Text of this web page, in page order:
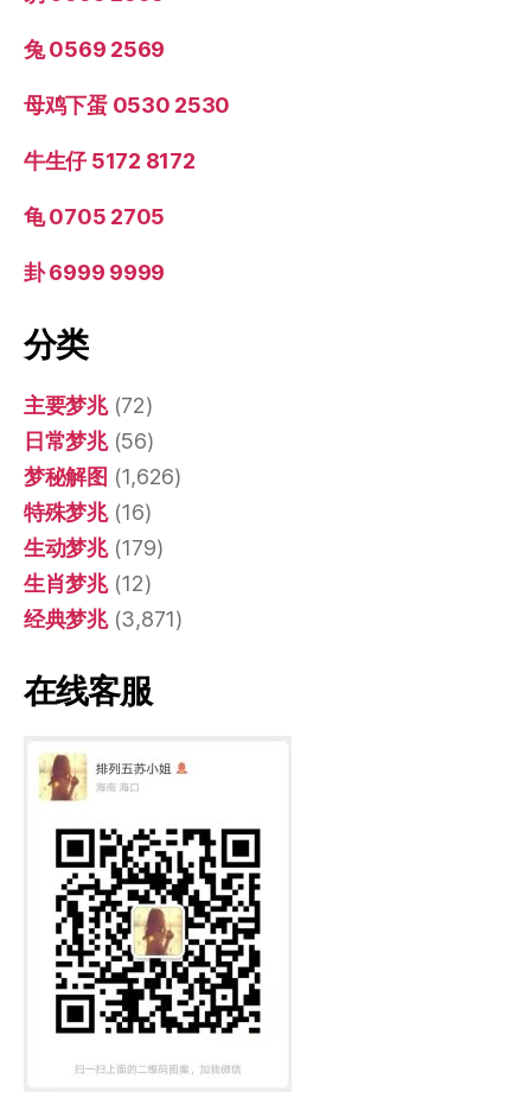
兔 0569 2569
母鸡下蛋 0530 2530
牛生仔 5172 8172
龟 0705 2705
卦 6999 9999
分类
主要梦兆(72)
日常梦兆(56)
梦秘解图 (1,626)
特殊梦兆(16)
生动梦兆(179)
生肖梦兆(12)
经典梦兆(3,871)
在线客服